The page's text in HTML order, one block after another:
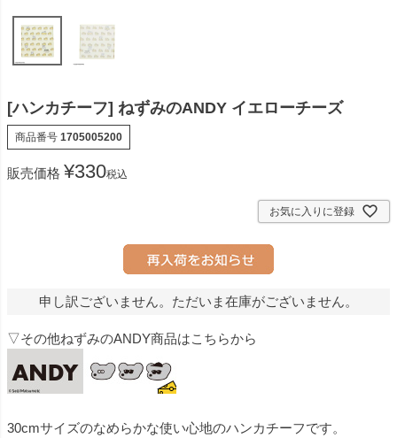
[ハンカチーフ] ねずみのANDY イエローチーズ
商品番号 1705005200
販売価格 ¥330税込
お気に入りに登録
申し訳ございません。ただいま在庫がございません。
▽その他ねずみのANDY商品はこちらから
30cmサイズのなめらかな使い心地のハンカチーフです。